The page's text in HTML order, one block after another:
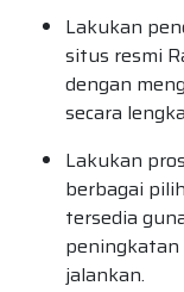
Lakukan
situs resmi
dengan
secara
Lakukan
berbagai
tersedia
peningkatan
jalankan.